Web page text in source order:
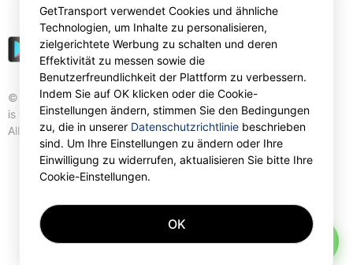
© Gettransport International Limited. GetTransport®
is trademark of Gettransport International Limited.
All rights reserved.
GetTransport verwendet Cookies und ähnliche
Technologien, um Inhalte zu personalisieren,
zielgerichtete Werbung zu schalten und deren
Effektivität zu messen sowie die
Benutzerfreundlichkeit der Plattform zu verbessern.
Indem Sie auf OK klicken oder die Cookie-
Einstellungen ändern, stimmen Sie den Bedingungen
zu, die in unserer Datenschutzrichtlinie beschrieben
sind. Um Ihre Einstellungen zu ändern oder Ihre
Einwilligung zu widerrufen, aktualisieren Sie bitte Ihre
Cookie-Einstellungen.
OK
AI